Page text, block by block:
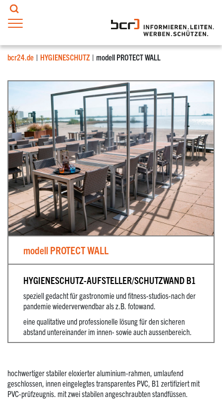
bcr24.de HYGIENESCHUTZ modell PROTECT WALL
modell PROTECT WALL
HYGIENESCHUTZ-AUFSTELLER/SCHUTZWAND B1
speziell gedacht für gastronomie und fitness-studios-nach der
pandemie wiederverwendbar als z.B. fotowand.
eine qualitative und professionelle lösung für den sicheren
abstand untereinander im innen- sowie auch aussenbereich.
hochwertiger stabiler eloxierter aluminium-rahmen, umlaufend
geschlossen, innen eingelegtes transparentes PVC, B1 zertifiziert mit
PVC-prüfzeugnis. mit zwei stabilen angeschraubten standfüssen.